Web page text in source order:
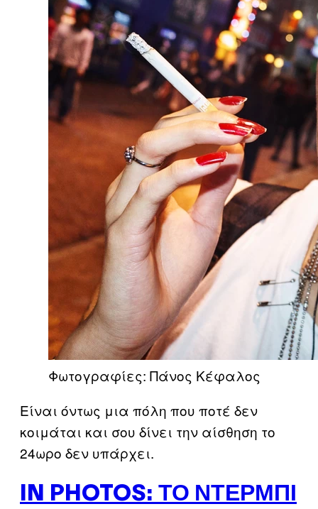
Φωτογραφίες: Πάνος Κέφαλος
Είναι όντως μια πόλη που ποτέ δεν
κοιμάται και σου δίνει την αίσθηση το
24ωρο δεν υπάρχει.
IN PHOTOS: ΤΟ ΝΤΈΡΜΠΙ